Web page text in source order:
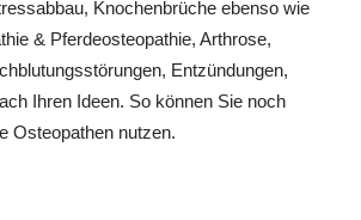
Knochenbrüche ebenso wie
& Pferdeosteopathie, Arthrose,
Entzündungen,
Ihren Ideen. So können Sie noch
Osteopathen nutzen.